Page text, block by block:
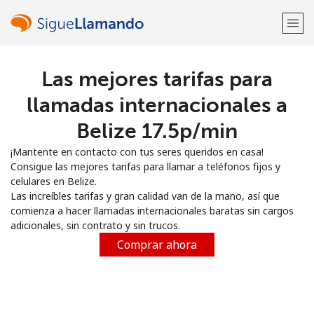
¡Bienvenido!
Regístrate con
o
Las mejores tarifas para
llamadas internacionales a
Belize ⁦17.5p⁩/min
¡Mantente en contacto con tus seres queridos en casa!
Consigue las mejores tarifas para llamar a teléfonos fijos y
celulares en Belize.
Las increíbles tarifas y gran calidad van de la mano, así que
comienza a hacer llamadas internacionales baratas sin cargos
adicionales, sin contrato y sin trucos.
Comprar ahora